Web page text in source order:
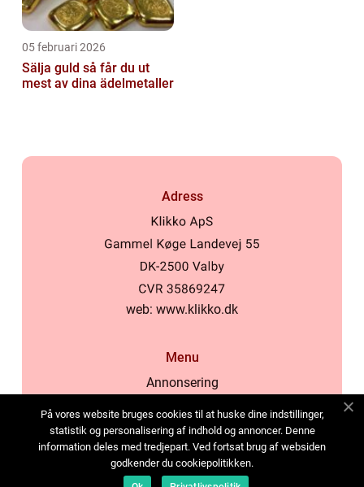
05 februari 2026
Sälja guld så får du ut
mest av dina ädelmetaller
Adress
web: www.klikko.dk
Menu
Annonsering
Cookies
Kontakta oss
Sitemap
På vores website bruges cookies til at huske dine indstillinger,
statistik og personalisering af indhold og annoncer. Denne
information deles med tredjepart. Ved fortsat brug af websiden
godkender du cookiepolitikken.